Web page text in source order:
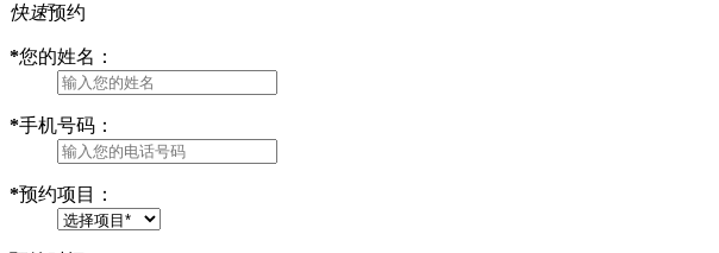
快速预约
*您的姓名：
*手机号码：
*预约项目：